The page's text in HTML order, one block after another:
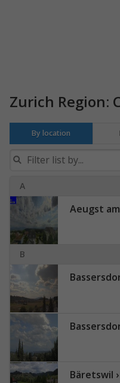
Zurich Region:
By location
A
Aeugst am
B
Bassersdorf
Bäretswil ›